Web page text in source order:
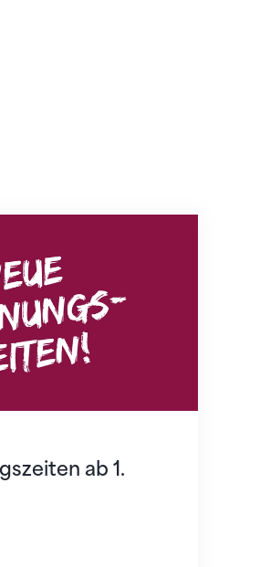
ab 1.
ab 1. August 2026